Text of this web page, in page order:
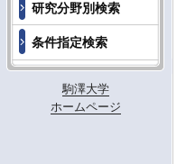
研究分野別検索
条件指定検索
駒澤大学
ホームページ